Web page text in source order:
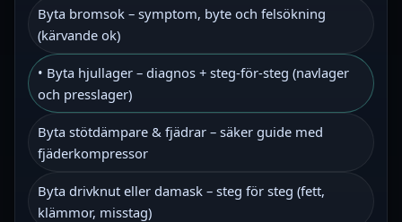
Byta bromsok – symptom, byte och felsökning
(kärvande ok)
• Byta hjullager – diagnos + steg-för-steg (navlager
och presslager)
Byta stötdämpare & fjädrar – säker guide med
fjäderkompressor
Byta drivknut eller damask – steg för steg (fett,
klämmor, misstag)